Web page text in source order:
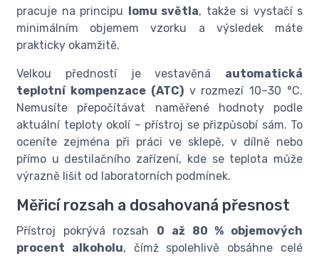
pracuje na principu
lomu světla, takže si vystačí s
minimálním objemem vzorku a výsledek máte
prakticky okamžitě.
Velkou předností je vestavěná automatická
teplotní kompenzace (ATC)v rozmezí 10–30 °C.
Nemusíte přepočítávat naměřené hodnoty podle
aktuální teploty okolí – přístroj se přizpůsobí sám. To
oceníte zejména při práci ve sklepě, v dílně nebo
přímo u destilačního zařízení, kde se teplota může
výrazně lišit od laboratorních podmínek.
Měřicí rozsah a dosahovaná přesnost
Přístroj pokrývá rozsah 0 až 80 % objemových
procent alkoholu, čímž spolehlivě obsáhne celé